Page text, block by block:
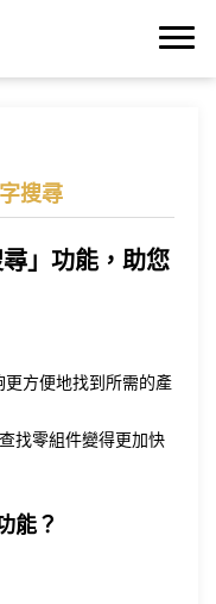
搜尋
」功能，助您
方便地找到所需的產
找零組件變得更加快
能？